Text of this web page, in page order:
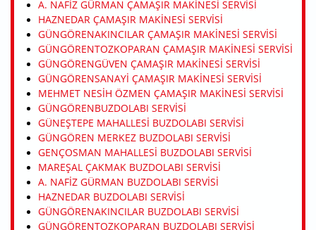
A. NAFIZ GÜRMAN ÇAMAŞIR MAKINESI SERVISI
HAZNEDAR ÇAMAŞIR MAKINESI SERVISI
GÜNGÖRENAKINCILAR ÇAMAŞIR MAKINESI SERVISI
GÜNGÖRENTOZKOPARAN ÇAMAŞIR MAKINESI SERVISI
GÜNGÖRENGÜVEN ÇAMAŞIR MAKINESI SERVISI
GÜNGÖRENSANAYI ÇAMAŞIR MAKINESI SERVISI
MEHMET NESIH ÖZMEN ÇAMAŞIR MAKINESI SERVISI
GÜNGÖRENBUZDOLABI SERVISI
GÜNEŞTEPE MAHALLESI BUZDOLABI SERVISI
GÜNGÖREN MERKEZ BUZDOLABI SERVISI
GENÇOSMAN MAHALLESI BUZDOLABI SERVISI
MAREŞAL ÇAKMAK BUZDOLABI SERVISI
A. NAFIZ GÜRMAN BUZDOLABI SERVISI
HAZNEDAR BUZDOLABI SERVISI
GÜNGÖRENAKINCILAR BUZDOLABI SERVISI
GÜNGÖRENTOZKOPARAN BUZDOLABI SERVISI